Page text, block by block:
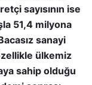
sayısının ise
51,4 milyona
sanayi
ülkemiz
sahip olduğu